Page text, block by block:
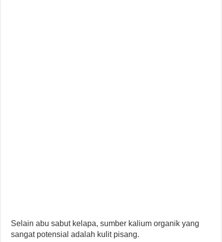
Selain abu sabut kelapa, sumber kalium organik yang
sangat potensial adalah kulit pisang.